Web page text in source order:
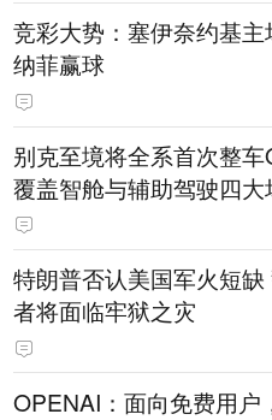
竞彩大势：塞伊奈约基主
纳菲赢球
别克至境将全系首次整车
覆盖智舱与辅助驾驶四大
特朗普否认美国军火短
者将面临牢狱之灾
OPENAI：面向免费用户